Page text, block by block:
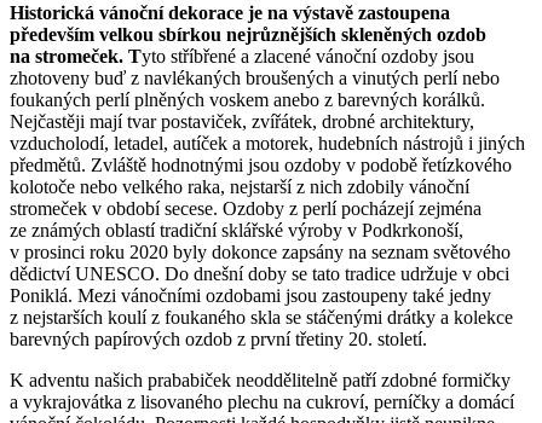
Historická vánoční dekorace je na výstavě zastoupena
především velkou sbírkou nejrůznějších skleněných ozdob
na stromeček. Tyto stříbřené a zlacené vánoční ozdoby jsou
zhotoveny buď z navlékaných broušených a vinutých perlí nebo
foukaných perlí plněných voskem anebo z barevných korálků.
Nejčastěji mají tvar postaviček, zvířátek, drobné architektury,
vzducholodí, letadel, autíček a motorek, hudebních nástrojů i jiných
předmětů. Zvláště hodnotnými jsou ozdoby v podobě řetízkového
kolotoče nebo velkého raka, nejstarší z nich zdobily vánoční
stromeček v období secese. Ozdoby z perlí pocházejí zejména
ze známých oblastí tradiční sklářské výroby v Podkrkonoší,
v prosinci roku 2020 byly dokonce zapsány na seznam světového
dědictví UNESCO. Do dnešní doby se tato tradice udržuje v obci
Poniklá. Mezi vánočními ozdobami jsou zastoupeny také jedny
z nejstarších koulí z foukaného skla se stáčenými drátky a kolekce
barevných papírových ozdob z první třetiny 20. století.
K adventu našich prababiček neoddělitelně patří zdobné formičky
a vykrajovátka z lisovaného plechu na cukroví, perníčky a domácí